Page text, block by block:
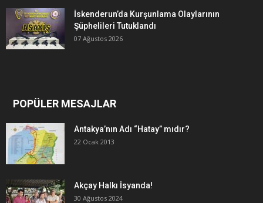
İskenderun’da Kurşunlama Olaylarının
Şüphelileri Tutuklandı
07 Ağustos 2026
POPÜLER MESAJLAR
Antakya’nın Adı “Hatay” mıdır?
22 Ocak 2013
Akçay Halkı İsyanda!
30 Ağustos 2024